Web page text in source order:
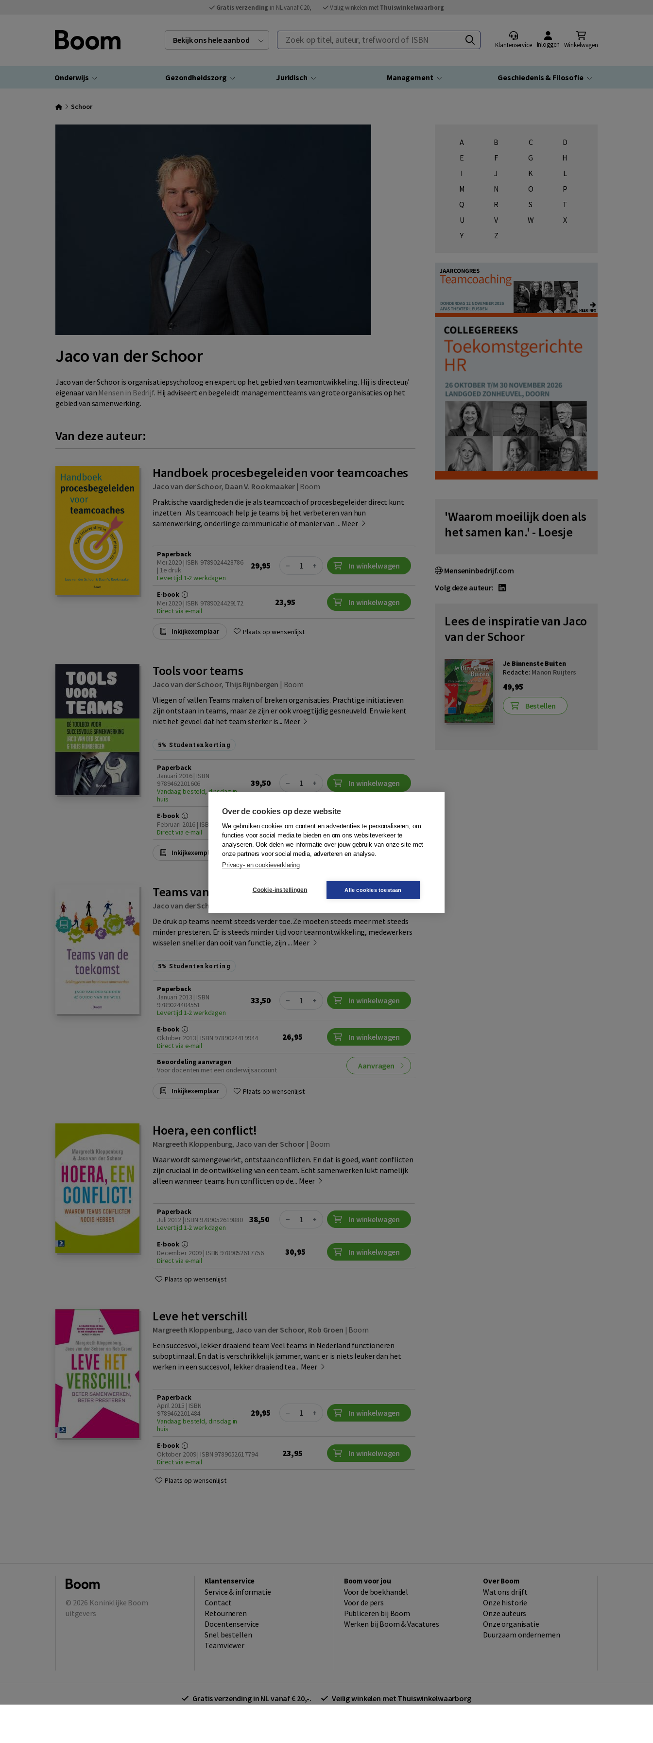
Gratis verzending in NL vanaf € 20,- Veilig winkelen met Thuiswinkelwaarborg
Bekijk ons hele aanbod Zoek op titel, auteur, trefwoord of ISBN
Klantenservice Inloggen Winkelwagen
Onderwijs Gezondheidszorg Juridisch Management Geschiedenis & Filosofie
Schoor
Jaco van der Schoor
Jaco van der Schoor is organisatiepsycholoog en expert op het gebied van teamontwikkeling. Hij is directeur/
eigenaar van Mensen in Bedrijf. Hij adviseert en begeleidt managementteams van grote organisaties op het
gebied van samenwerking.
Van deze auteur:
Handboek procesbegeleiden voor teamcoaches
Jaco van der Schoor, Daan V. Rookmaaker| Boom
Praktische vaardigheden die je als teamcoach of procesbegeleider direct kunt
inzetten Als teamcoach help je teams bij het verbeteren van hun
samenwerking, onderlinge communicatie of manier van ... Meer
Paperback
Mei 2020 | ISBN 9789024428786
| 1e druk
Levertijd 1-2 werkdagen
29,95 Quantity
− + In winkelwagen
E-book
Mei 2020 | ISBN 9789024429172
Direct via e-mail
23,95 In winkelwagen
Inkijkexemplaar Plaats op wensenlijst
Tools voor teams
Jaco van der Schoor, Thijs Rijnbergen | Boom
Vliegen of vallen Teams maken of breken organisaties. Prachtige initiatieven
zijn ontstaan in teams, maar ze zijn er ook vroegtijdig gesneuveld. En wie kent
niet het gevoel dat het team sterker is... Meer
5% Studentenkorting
Paperback
Januari 2016 | ISBN
9789462201606
Vandaag besteld, dinsdag in
huis
39,50 Quantity
− + In winkelwagen
E-book
Februari 2016 | ISBN 9789058754431
Direct via e-mail
31,75 In winkelwagen
Inkijkexemplaar Plaats op wensenlijst
Teams van de toekomst
Jaco van der Schoor
De druk op teams neemt steeds verder toe. Ze moeten steeds meer met steeds
minder presteren. Er is steeds minder tijd voor teamontwikkeling, medewerkers
wisselen sneller dan ooit van functie, zijn ... Meer
5% Studentenkorting
Paperback
Januari 2013 | ISBN
9789024404551
Levertijd 1-2 werkdagen
33,50 Quantity
− + In winkelwagen
E-book
Oktober 2013 | ISBN 9789024419944
Direct via e-mail
26,95 In winkelwagen
Beoordeling aanvragen
Voor docenten met een onderwijsaccount
Aanvragen
Inkijkexemplaar Plaats op wensenlijst
Hoera, een conflict!
Margreeth Kloppenburg, Jaco van der Schoor | Boom
Waar wordt samengewerkt, ontstaan conflicten. En dat is goed, want conflicten
zijn cruciaal in de ontwikkeling van een team. Echt samenwerken lukt namelijk
alleen wanneer teams hun conflicten op de... Meer
Paperback
Juli 2012 | ISBN 9789052619880
Levertijd 1-2 werkdagen
38,50 Quantity
− + In winkelwagen
E-book
December 2009 | ISBN 9789052617756
Direct via e-mail
30,95 In winkelwagen
Plaats op wensenlijst
Leve het verschil!
Margreeth Kloppenburg, Jaco van der Schoor, Rob Groen | Boom
Een succesvol, lekker draaiend team Veel teams in Nederland functioneren
suboptimaal. En dat is verschrikkelijk jammer, want er is niets leuker dan het
werken in een succesvol, lekker draaiend tea... Meer
Paperback
April 2015 | ISBN
9789462201484
Vandaag besteld, dinsdag in
huis
29,95 Quantity
− + In winkelwagen
E-book
Oktober 2009 | ISBN 9789052617794
Direct via e-mail
23,95 In winkelwagen
Plaats op wensenlijst
A B C
D
E
F G
H
I
J K
L
M
N O
P
Q
R S
T
U
V W
X
Y
Z
'Waarom moeilijk doen als
het samen kan.' - Loesje
Menseninbedrijf.com
Volg deze auteur:
Lees de inspiratie van Jaco
van der Schoor
Je Binnenste Buiten
Redactie: Manon Ruijters
49,95
Bestellen
© 2026 Koninklijke Boom
uitgevers
Klantenservice
Service & informatie
Contact
Retourneren
Docentenservice
Snel bestellen
Teamviewer
Boom voor jou
Voor de boekhandel
Voor de pers
Publiceren bij Boom
Werken bij Boom & Vacatures
Over Boom
Wat ons drijft
Onze historie
Onze auteurs
Onze organisatie
Duurzaam ondernemen
Gratis verzending in NL vanaf € 20,-. Veilig winkelen met Thuiswinkelwaarborg
Over de cookies op deze website
We gebruiken cookies om content en advertenties te personaliseren, om
functies voor social media te bieden en om ons websiteverkeer te
analyseren. Ook delen we informatie over jouw gebruik van onze site met
onze partners voor social media, adverteren en analyse.
Privacy- en cookieverklaring
Cookie-instellingen Alle cookies toestaan